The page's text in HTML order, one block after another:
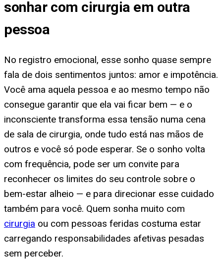
sonhar com cirurgia em outra
pessoa
No registro emocional, esse sonho quase sempre
fala de dois sentimentos juntos: amor e impotência.
Você ama aquela pessoa e ao mesmo tempo não
consegue garantir que ela vai ficar bem — e o
inconsciente transforma essa tensão numa cena
de sala de cirurgia, onde tudo está nas mãos de
outros e você só pode esperar. Se o sonho volta
com frequência, pode ser um convite para
reconhecer os limites do seu controle sobre o
bem-estar alheio — e para direcionar esse cuidado
também para você. Quem sonha muito com
cirurgia ou com pessoas feridas costuma estar
carregando responsabilidades afetivas pesadas
sem perceber.